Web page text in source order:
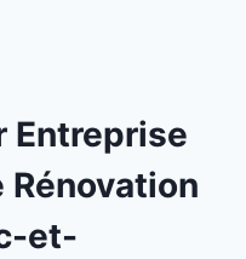
Entreprise
Rénovation
et-